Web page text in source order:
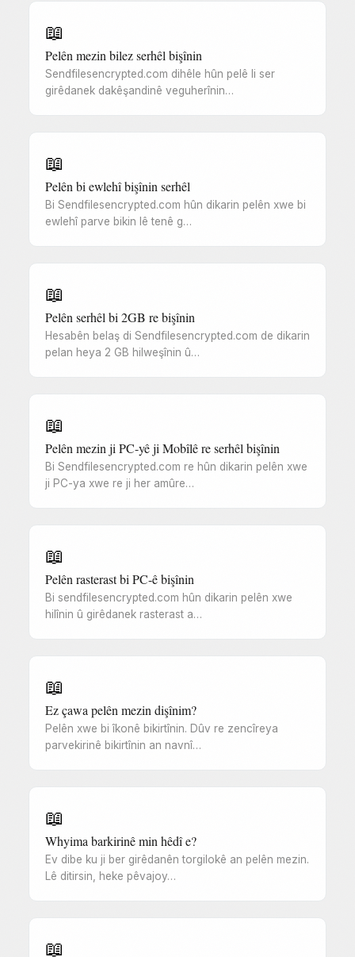
📖
Pelên mezin bilez serhêl bişînin
Sendfilesencrypted.com dihêle hûn pelê li ser
girêdanek dakêşandinê veguherînin…
📖
Pelên bi ewlehî bişînin serhêl
Bi Sendfilesencrypted.com hûn dikarin pelên xwe bi
ewlehî parve bikin lê tenê g…
📖
Pelên serhêl bi 2GB re bişînin
Hesabên belaş di Sendfilesencrypted.com de dikarin
pelan heya 2 GB hilweşînin û…
📖
Pelên mezin ji PC-yê ji Mobîlê re serhêl bişînin
Bi Sendfilesencrypted.com re hûn dikarin pelên xwe
ji PC-ya xwe re ji her amûre…
📖
Pelên rasterast bi PC-ê bişînin
Bi sendfilesencrypted.com hûn dikarin pelên xwe
hilînin û girêdanek rasterast a…
📖
Ez çawa pelên mezin dişînim?
Pelên xwe bi îkonê bikirtînin. Dûv re zencîreya
parvekirinê bikirtînin an navnî…
📖
Whyima barkirinê min hêdî e?
Ev dibe ku ji ber girêdanên torgilokê an pelên mezin.
Lê ditirsin, heke pêvajoy…
📖